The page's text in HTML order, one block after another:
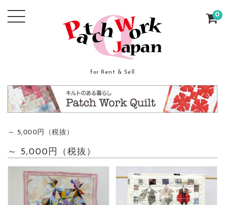
for Rent & Sell
0
～ 5,000円（税抜）
～ 5,000円（税抜）